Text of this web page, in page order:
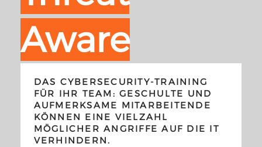
Aware
DAS CYBERSECURITY-TRAINING
FÜR IHR TEAM: GESCHULTE UND
AUFMERKSAME MITARBEITENDE
KÖNNEN EINE VIELZAHL
MÖGLICHER ANGRIFFE AUF DIE IT
VERHINDERN.